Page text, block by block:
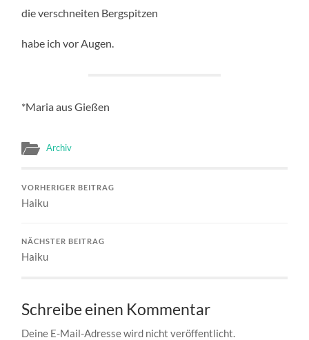
die verschneiten Bergspitzen
habe ich vor Augen.
*Maria aus Gießen
Archiv
VORHERIGER BEITRAG
Haiku
NÄCHSTER BEITRAG
Haiku
Schreibe einen Kommentar
Deine E-Mail-Adresse wird nicht veröffentlicht.